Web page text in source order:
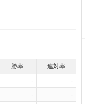
勝率 連対率
-
-
-
-